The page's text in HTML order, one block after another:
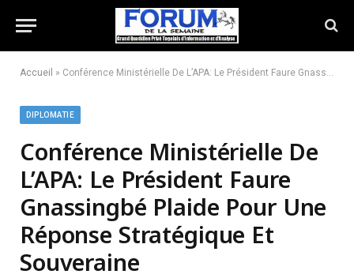
Accueil » Conférence Ministérielle De L’APA: Le Président Faure Gnassingbé Plaide Pour Une Réponse Stratégique Et Souveraine
DIPLOMATIE
Conférence Ministérielle De
L’APA: Le Président Faure
Gnassingbé Plaide Pour Une
Réponse Stratégique Et
Souveraine